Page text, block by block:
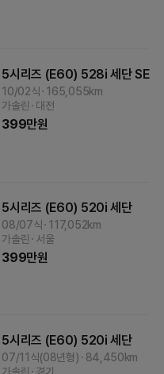
5시리즈 (E60) 528i 세단 SE
10/02식 165,055km
가솔린
대전
399만원
5시리즈 (E60) 520i 세단
08/07식 117,052km
가솔린
서울
399만원
5시리즈 (E60) 520i 세단
07/11식(08년형) 84,450km